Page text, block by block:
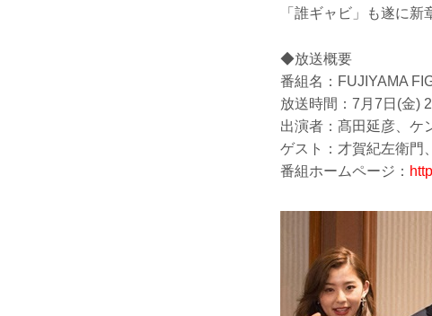
「誰ギャビ」も遂に新
◆放送概要
番組名：FUJIYAMA
放送時間：7月7日(金)
出演者：髙田延彦、
ゲスト：才賀紀左衛門
番組ホームページ：